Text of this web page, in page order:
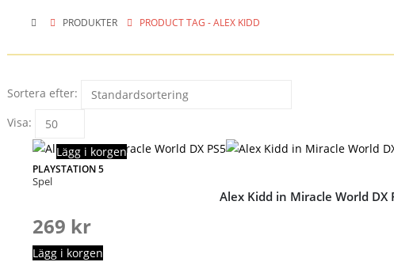
PRODUKTER PRODUCT TAG -ALEX KIDD
Sortera efter:
Visa:
PLAYSTATION 5
Spel
Lägg i korgen
Alex Kidd in Miracle World DX
269 kr
Lägg i korgen